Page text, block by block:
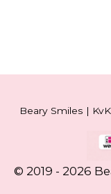
Beary Smiles |
© 2019 - 2026